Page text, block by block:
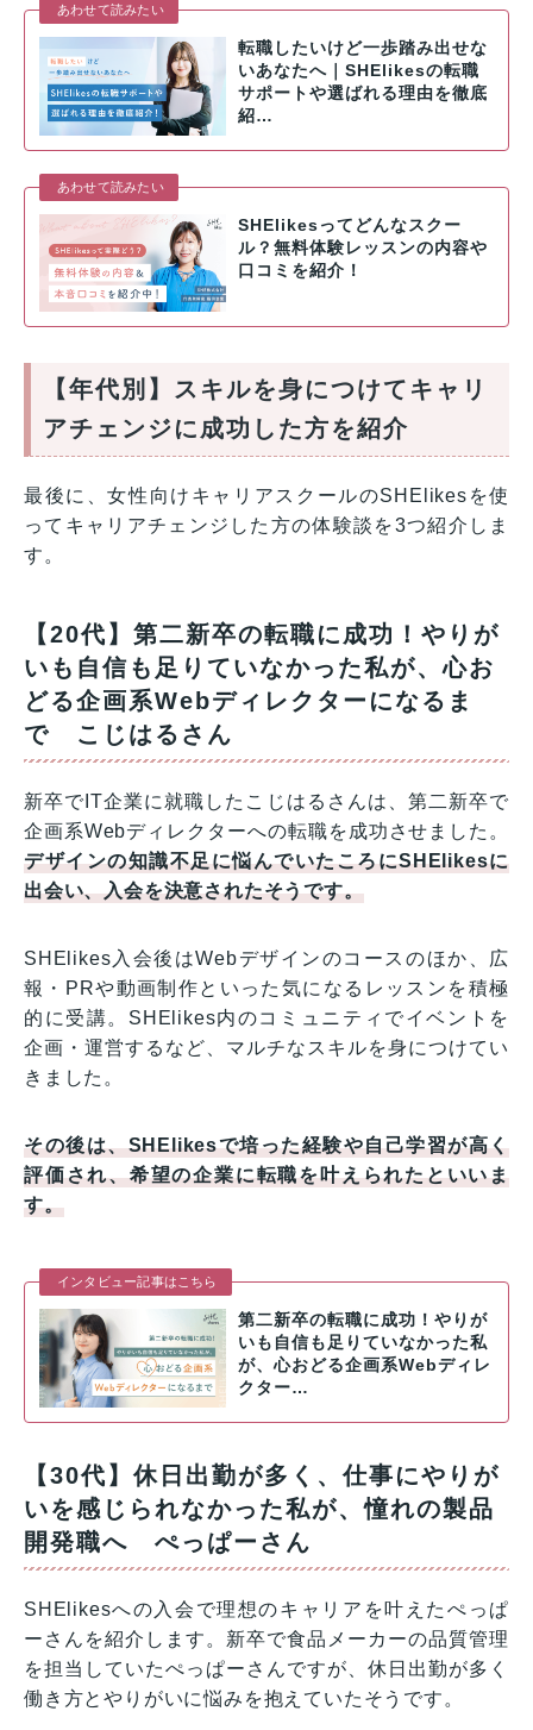
あわせて読みたい
転職したいけど一歩踏み出せな
いあなたへ｜SHElikesの転職
サポートや選ばれる理由を徹底
紹…
あわせて読みたい
SHElikesってどんなスクー
ル？無料体験レッスンの内容や
口コミを紹介！
【年代別】スキルを身につけてキャリ
アチェンジに成功した方を紹介
最後に、女性向けキャリアスクールのSHElikesを使
ってキャリアチェンジした方の体験談を3つ紹介しま
す。
【20代】第二新卒の転職に成功！やりが
いも自信も足りていなかった私が、心お
どる企画系Webディレクターになるま
で こじはるさん
新卒でIT企業に就職したこじはるさんは、第二新卒で
企画系Webディレクターへの転職を成功させました。
デザインの知識不足に悩んでいたころにSHElikesに
出会い、入会を決意されたそうです。
SHElikes入会後はWebデザインのコースのほか、広
報・PRや動画制作といった気になるレッスンを積極
的に受講。SHElikes内のコミュニティでイベントを
企画・運営するなど、マルチなスキルを身につけてい
きました。
その後は、SHElikesで培った経験や自己学習が高く
評価され、希望の企業に転職を叶えられたといいま
す。
インタビュー記事はこちら
第二新卒の転職に成功！やりが
いも自信も足りていなかった私
が、心おどる企画系Webディレ
クター…
【30代】休日出勤が多く、仕事にやりが
いを感じられなかった私が、憧れの製品
開発職へ ぺっぱーさん
SHElikesへの入会で理想のキャリアを叶えたぺっぱ
ーさんを紹介します。新卒で食品メーカーの品質管理
を担当していたぺっぱーさんですが、休日出勤が多く
働き方とやりがいに悩みを抱えていたそうです。